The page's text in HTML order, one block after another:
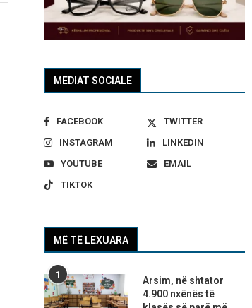
MEDIAT SOCIALE
FACEBOOK
TWITTER
INSTAGRAM
LINKEDIN
YOUTUBE
EMAIL
TIKTOK
MË TË LEXUARA
1
Arsim, në shtator
4.900 nxënës të